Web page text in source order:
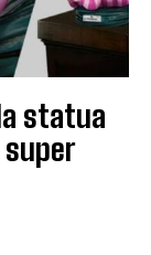
statua